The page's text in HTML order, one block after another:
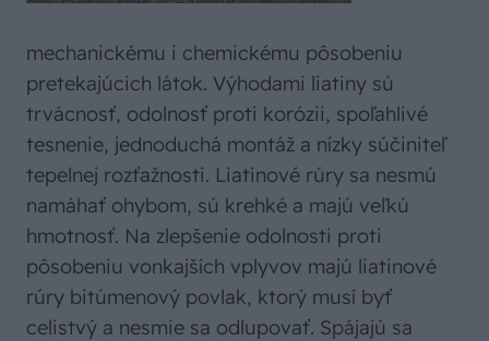
mechanickému i chemickému pôsobeniu
pretekajúcich látok. Výhodami liatiny sú
trvácnosť, odolnosť proti korózii, spoľahlivé
tesnenie, jednoduchá montáž a nízky súčiniteľ
tepelnej rozťažnosti. Liatinové rúry sa nesmú
namáhať ohybom, sú krehké a majú veľkú
hmotnosť. Na zlepšenie odolnosti proti
pôsobeniu vonkajších vplyvov majú liatinové
rúry bitúmenový povlak, ktorý musí byť
celistvý a nesmie sa odlupovať. Spájajú sa